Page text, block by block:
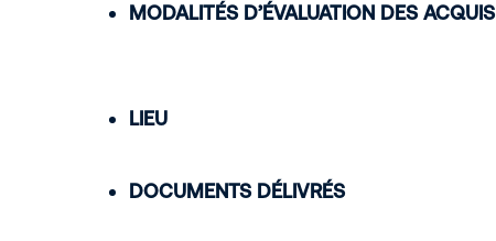
MODALITÉS D’ÉVALUATION DES ACQUIS
LIEU
DOCUMENTS DÉLIVRÉS